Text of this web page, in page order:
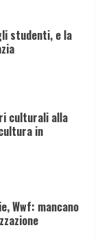
studenti, e la
culturali alla
in
Wwf: mancano